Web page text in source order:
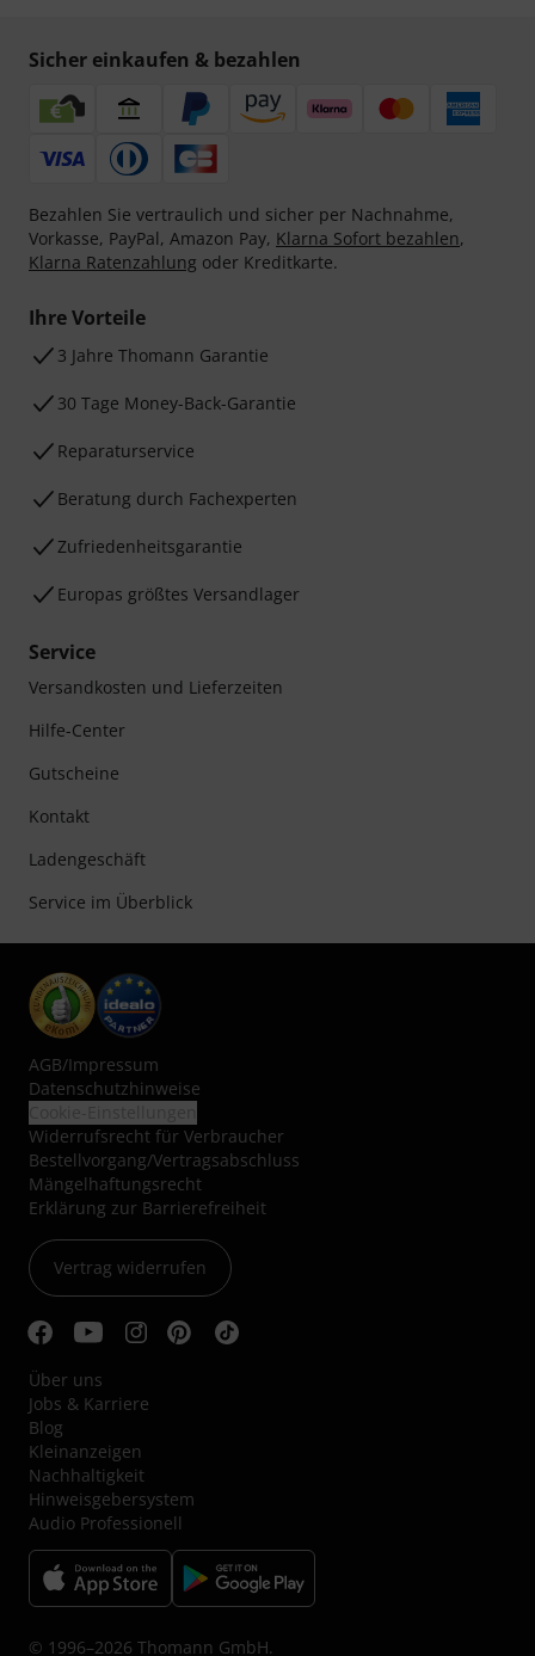
Sicher einkaufen & bezahlen
Bezahlen Sie vertraulich und sicher per Nachnahme,
Vorkasse, PayPal, Amazon Pay, Klarna Sofort bezahlen,
Klarna Ratenzahlung oder Kreditkarte.
Ihre Vorteile
3 Jahre Thomann Garantie
30 Tage Money-Back-Garantie
Reparaturservice
Beratung durch Fachexperten
Zufriedenheitsgarantie
Europas größtes Versandlager
Service
Versandkosten und Lieferzeiten
Hilfe-Center
Gutscheine
Kontakt
Ladengeschäft
Service im Überblick
AGB/Impressum
Datenschutzhinweise
Widerrufsrecht für Verbraucher
Bestellvorgang/Vertragsabschluss
Mängelhaftungsrecht
Erklärung zur Barrierefreiheit
Vertrag widerrufen
Über uns
Jobs & Karriere
Blog
Kleinanzeigen
Nachhaltigkeit
Hinweisgebersystem
Audio Professionell
© 1996–2026 Thomann GmbH.